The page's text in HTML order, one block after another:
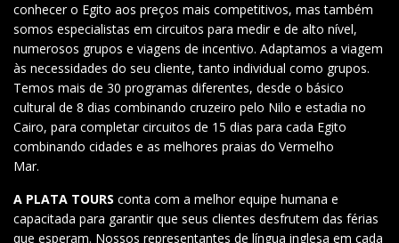
conhecer o Egito aos preços mais competitivos, mas também
somos especialistas em circuitos para medir e de alto nível,
numerosos grupos e viagens de incentivo. Adaptamos a viagem
às necessidades do seu cliente, tanto individual como grupos.
Temos mais de 30 programas diferentes, desde o básico
cultural de 8 dias combinando cruzeiro pelo Nilo e estadia no
Cairo, para completar circuitos de 15 dias para cada Egito
combinando cidades e as melhores praias do Vermelho
Mar.
A PLATA TOURS conta com a melhor equipe humana e
capacitada para garantir que seus clientes desfrutem das férias
que esperam. Nossos representantes de língua inglesa em cada